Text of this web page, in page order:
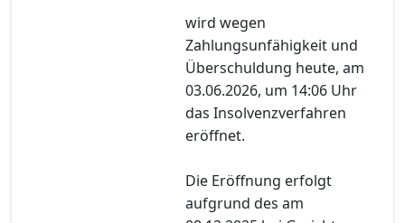
wird wegen
Zahlungsunfähigkeit und
Überschuldung heute, am
03.06.2026, um 14:06 Uhr
das Insolvenzverfahren
eröffnet.
Die Eröffnung erfolgt
aufgrund des am